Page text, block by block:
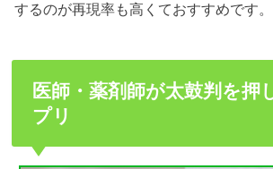
するのが再現率も高くておすすめです。
医師・薬剤師が太鼓判を押
プリ